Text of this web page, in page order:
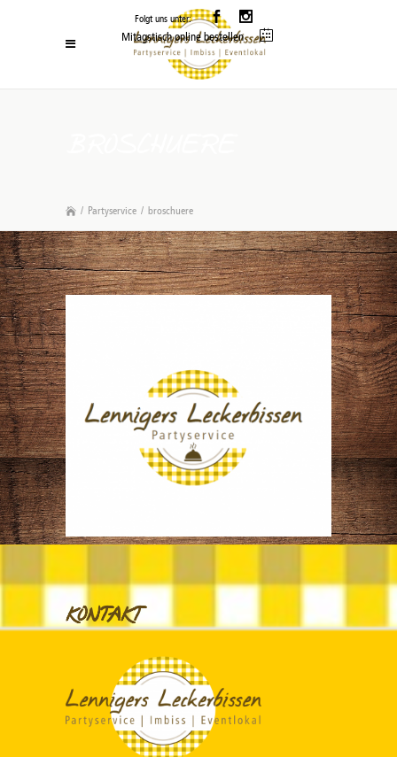
Folgt uns unter:
Mitagstisch online bestellen
/ Partyservice / broschuere
KONTAKT